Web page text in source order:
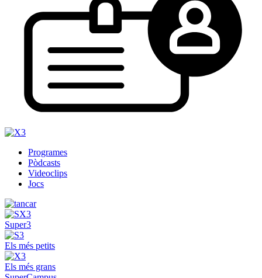
Programes
Pòdcasts
Videoclips
Jocs
Super3
Els més petits
Els més grans